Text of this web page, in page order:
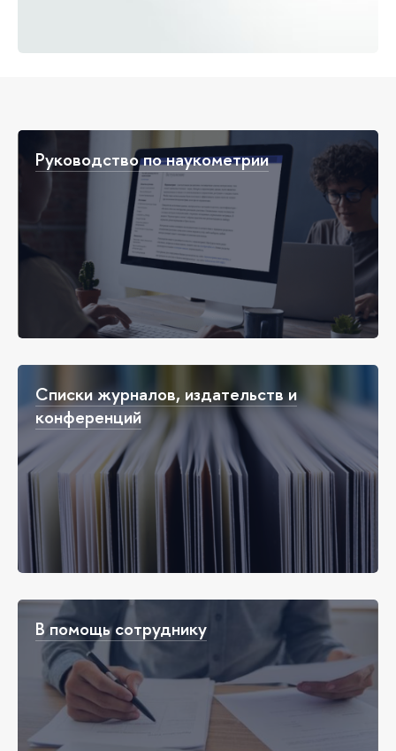
Руководство по наукометрии
Списки журналов, издательств и
конференций
В помощь сотруднику